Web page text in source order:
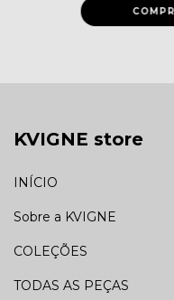
KVIGNE store
INÍCIO
Sobre a KVIGNE
COLEÇÕES
TODAS AS PEÇAS